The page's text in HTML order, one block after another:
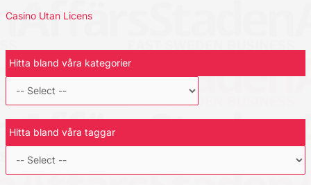
Casino Utan Licens
Hitta bland våra kategorier
Hitta bland våra taggar